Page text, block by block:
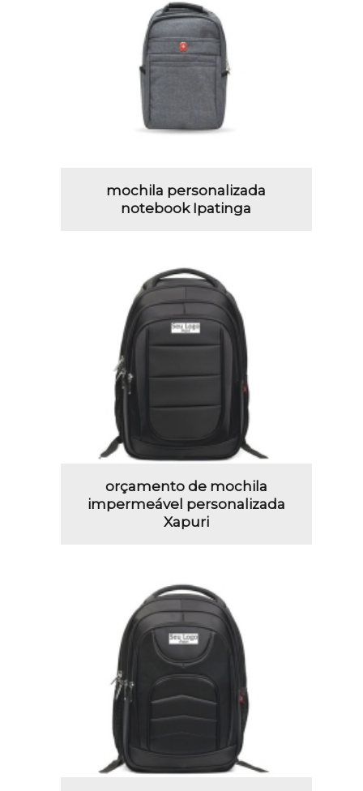
mochila personalizada
notebook Ipatinga
orçamento de mochila
impermeável personalizada
Xapuri